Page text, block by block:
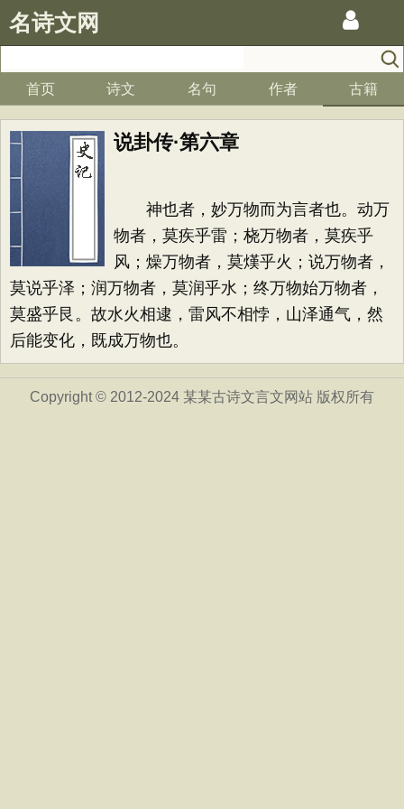
名诗文网
首页 诗文 名句 作者 古籍
说卦传·第六章
神也者，妙万物而为言者也。动万
物者，莫疾乎雷；桡万物者，莫疾乎
风；燥万物者，莫熯乎火；说万物者，
莫说乎泽；润万物者，莫润乎水；终万物始万物者，
莫盛乎艮。故水火相逮，雷风不相悖，山泽通气，然
后能变化，既成万物也。
Copyright © 2012-2024 某某古诗文言文网站 版权所有